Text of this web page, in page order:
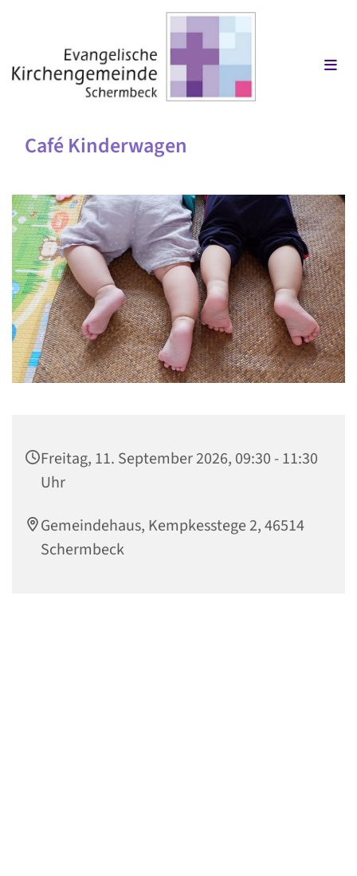
Café Kinderwagen
Freitag, 11. September 2026, 09:30 - 11:30
Uhr
Gemeindehaus, Kempkesstege 2, 46514
Schermbeck